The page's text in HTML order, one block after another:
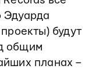
Эдуарда
будут
общим
планах –